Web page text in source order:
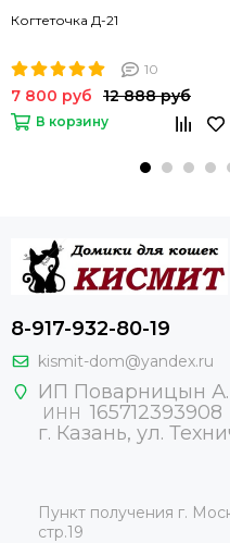
Когтеточка Д-21
10
7 800 руб 12 888 руб
В корзину
8-917-932-80-19
kismit-dom@yandex.ru
ИП Поварницын
ИНН 165712393908
г. Казань, ул.
Пункт получения г.
стр.19